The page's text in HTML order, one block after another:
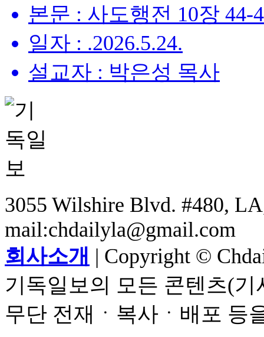
본문 : 사도행전 10장 44-
일자 : .2026.5.24.
설교자 : 박은성 목사
3055 Wilshire Blvd. #480,
mail:chdailyla@gmail.com
회사소개 | Copyright ©
기독일보의 모든 콘텐츠(
무단 전재ㆍ복사ㆍ배포 등